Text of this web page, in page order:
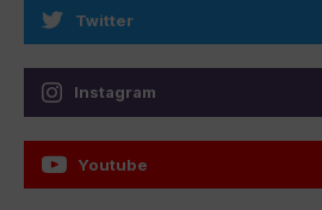
Twitter
Instagram
Youtube